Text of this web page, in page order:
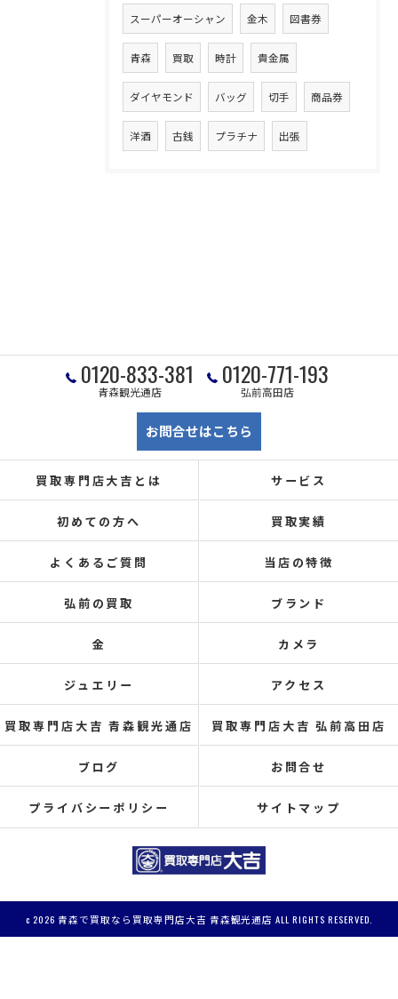
スーパーオーシャン 金木 図書券
青森 買取 時計 貴金属
ダイヤモンド バッグ 切手 商品券
洋酒 古銭 プラチナ 出張
0120-833-381
青森観光通店
0120-771-193
弘前高田店
お問合せはこちら
買取専門店大吉とは サービス
初めての方へ 買取実績
よくあるご質問 当店の特徴
弘前の買取 ブランド
金 カメラ
ジュエリー アクセス
買取専門店大吉 青森観光通店 買取専門店大吉 弘前高田店
ブログ お問合せ
プライバシーポリシー サイトマップ
c 2026 青森で買取なら買取専門店大吉 青森観光通店 ALL RIGHTS RESERVED.